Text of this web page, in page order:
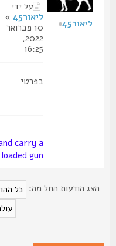
על ידי
ליאור45
»
10 פברואר
2022,
16:25
בפרטי
and carry a
loaded gun
ליאור45
הודעות החל מה: